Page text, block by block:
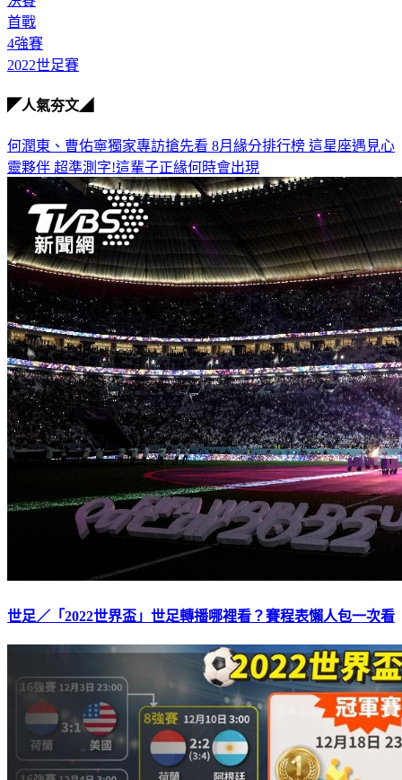
首戰
4強賽
2022世足賽
◤人氣夯文◢
何潤東、曹佑寧獨家專訪搶先看 8月緣分排行榜 這星座遇見心
靈夥伴 超準測字!這輩子正緣何時會出現
世足／「2022世界盃」世足轉播哪裡看？賽程表懶人包一次看